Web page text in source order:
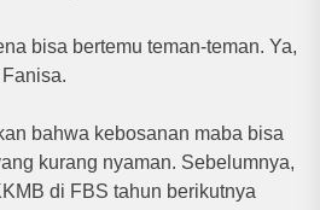
bisa bertemu teman-teman. Ya,
bahwa kebosanan maba bisa
kurang nyaman. Sebelumnya,
di FBS tahun berikutnya